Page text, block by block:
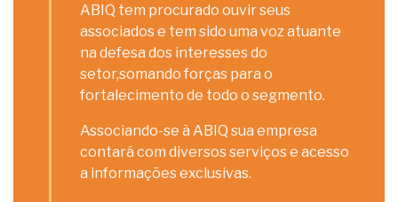
ABIQ tem procurado ouvir seus
associados e tem sido uma voz atuante
na defesa dos interesses do
setor,somando forças para o
fortalecimento de todo o segmento.
Associando-se à ABIQ sua empresa
contará com diversos serviços e acesso
a informações exclusivas.